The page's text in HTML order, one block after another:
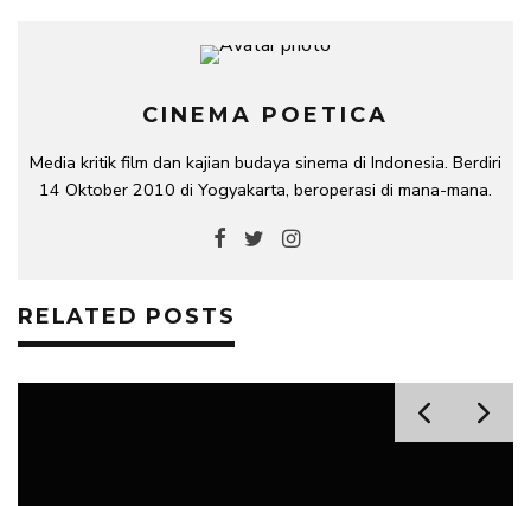
CINEMA POETICA
Media kritik film dan kajian budaya sinema di Indonesia. Berdiri
14 Oktober 2010 di Yogyakarta, beroperasi di mana-mana.
RELATED POSTS